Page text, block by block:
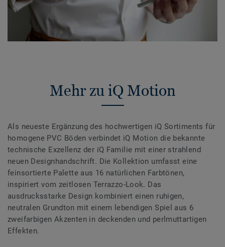
Mehr zu iQ Motion
Als neueste Ergänzung des hochwertigen iQ Sortiments für
homogene PVC Böden verbindet iQ Motion die bekannte
technische Exzellenz der iQ Familie mit einer strahlend
neuen Designhandschrift. Die Kollektion umfasst eine
feinsortierte Palette aus 16 natürlichen Farbtönen,
inspiriert vom zeitlosen Terrazzo-Look. Das
ausdrucksstarke Design kombiniert einen ruhigen,
neutralen Grundton mit einem lebendigen Spiel aus 6
zweifarbigen Akzenten in deckenden und perlmuttartigen
Effekten.